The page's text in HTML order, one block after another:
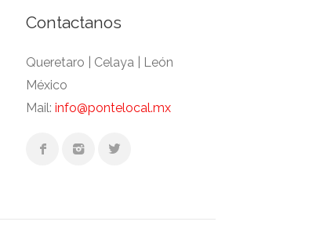
Contactanos
Queretaro | Celaya | León
México
Mail: info@pontelocal.mx